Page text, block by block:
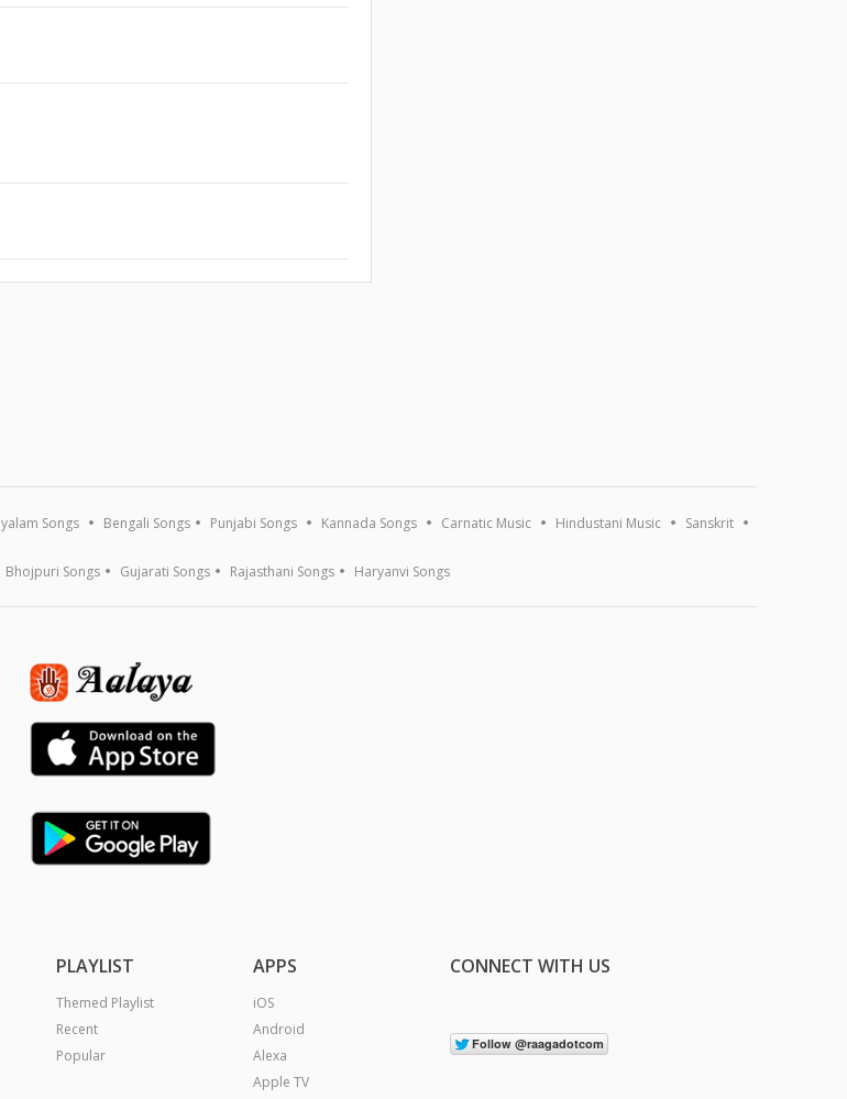
Songs Bengali Songs Punjabi Songs Kannada Songs Carnatic Music Hindustani Music Sanskrit
Bhojpuri Songs Gujarati Songs Rajasthani Songs Haryanvi Songs
PLAYLIST
Themed Playlist
Recent
Popular
APPS
iOS
Android
Alexa
Apple TV
CONNECT WITH US